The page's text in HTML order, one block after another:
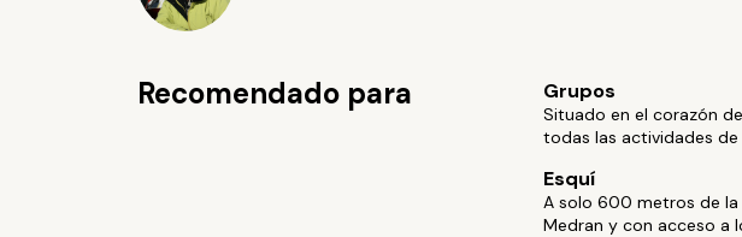
Recomendado para Grupos
Situado en el corazón
todas las actividades de
Esquí
A solo 600 metros de
Medran y con acceso a